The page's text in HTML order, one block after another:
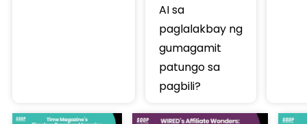
AI sa
paglalakbay ng
gumagamit
patungo sa
pagbili?